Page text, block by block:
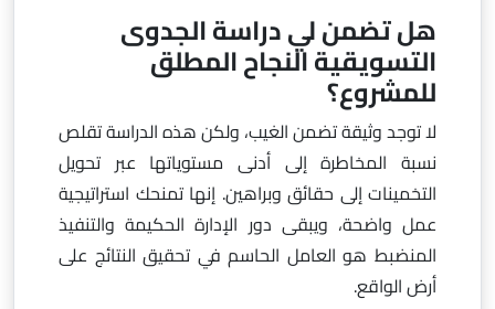
هل تضمن لي دراسة الجدوى
التسويقية النجاح المطلق
للمشروع؟
لا توجد وثيقة تضمن الغيب، ولكن هذه الدراسة تقلص
نسبة المخاطرة إلى أدنى مستوياتها عبر تحويل
التخمينات إلى حقائق وبراهين. إنها تمنحك استراتيجية
عمل واضحة، ويبقى دور الإدارة الحكيمة والتنفيذ
المنضبط هو العامل الحاسم في تحقيق النتائج على
أرض الواقع.